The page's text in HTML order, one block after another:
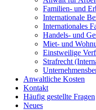
Familien- und
Internationale
Internationales
Handels- und
Miet- und
Einstweilige
Strafrecht
Anwaltliche Kosten
Kontakt
Häufig gestellte Fragen
Neues